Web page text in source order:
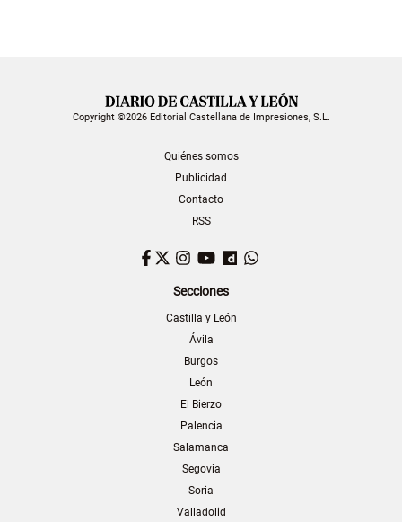
Copyright ©2026 Editorial Castellana de Impresiones, S.L.
Quiénes somos
Publicidad
Contacto
RSS
Facebook
TwitterInstagram
YouTubeDailymotion
Secciones
Castilla y León
Ávila
Burgos
León
El Bierzo
Palencia
Salamanca
Segovia
Soria
Valladolid